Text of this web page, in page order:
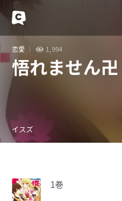
恋愛 1,994
悟れません卍
イスズ
1巻